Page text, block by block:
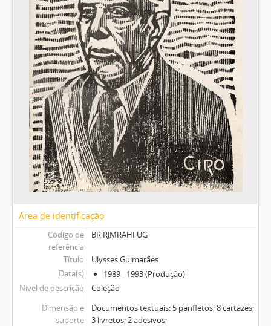
Área de identificação
Código de
referência
BR RJMRAHI UG
Título
Ulysses Guimarães
Data(s)
1989 - 1993 (Produção)
Nível de descrição
Coleção
Dimensão e
suporte
Documentos textuais: 5 panfletos; 8 cartazes;
3 livretos; 2 adesivos;